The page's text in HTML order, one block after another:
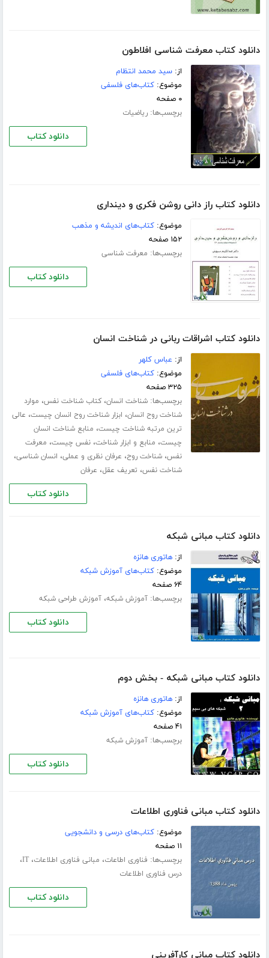
دانلود کتاب معرفت شناسى افلاطون
از:سید محمد انتظام
موضوع:کتاب‌های فلسفی
۰ صفحه
برچسب‌ها:ریاضیات
دانلود کتاب
دانلود کتاب راز دانی روشن فکری و دینداری
موضوع:کتاب‌های اندیشه و مذهب
۱۵۲ صفحه
برچسب‌ها: معرفت شناسی
دانلود کتاب
دانلود کتاب اشراقات ربانی در شناخت انسان
از: عباس کلهر
موضوع:کتاب‌های فلسفی
۳۲۵ صفحه
برچسب‌ها:شناخت انسان،کتاب شناخت نفس، موارد
شناخت روح انسان، ابزار شناخت روح انسان چیست، عالی
ترین مرتبه شناخت چیست، منابع شناخت انسان
چیست، منابع و ابزار شناخت،نفس چیست، معرفت
نفس،شناخت روح، عرفان نظری و عملی، انسان شناسی،
شناخت نفس، تعریف عقل، عرفان
دانلود کتاب
دانلود کتاب مبانی شبکه
از:هاتوری هانزه
موضوع:کتاب‌های آموزش شبکه
۶۴ صفحه
برچسب‌ها:آموزش شبکه،آموزش طراحی شبکه
دانلود کتاب
دانلود کتاب مبانی شبکه - بخش دوم
از:هاتوری هانزه
موضوع:کتاب‌های آموزش شبکه
۴۱ صفحه
برچسب‌ها:آموزش شبکه
دانلود کتاب
دانلود کتاب مبانی فناوری اطلاعات
موضوع:کتاب‌های درسی و دانشجویی
۱۱ صفحه
برچسب‌ها: فناوری اطاعات، مبانی فناوری اطلاعات،IT،
درس فناوری اطلاعات
دانلود کتاب
دانلود کتاب مبانی کارآفرینی